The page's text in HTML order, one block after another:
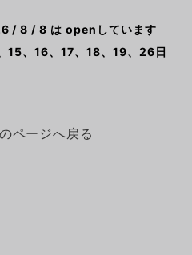
/ 8 / 8 は openしています
15、16、17、18、19、26日